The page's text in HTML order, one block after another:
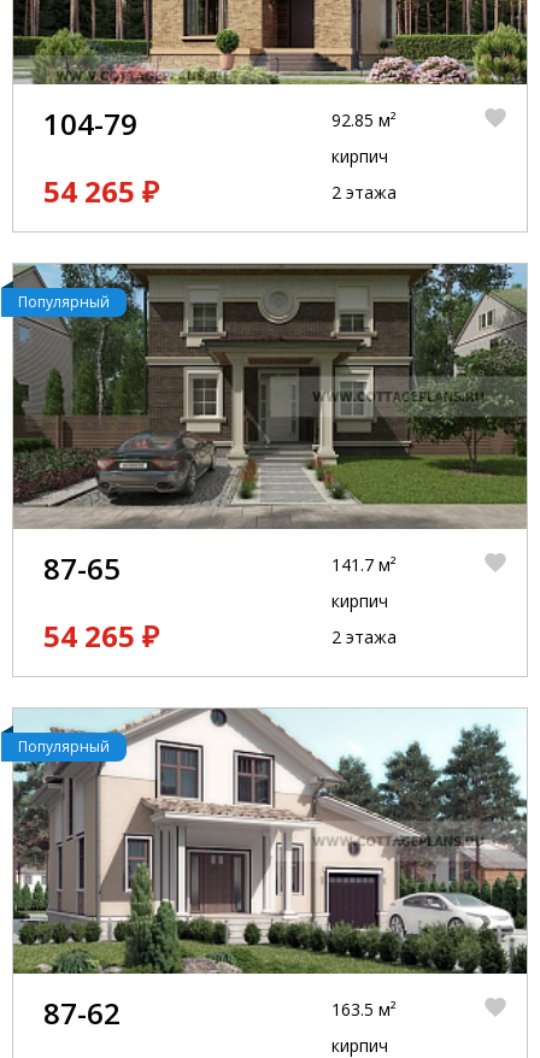
104-79
54 265 ₽
92.85 м²
кирпич
2 этажа
Популярный
87-65
54 265 ₽
141.7 м²
кирпич
2 этажа
Популярный
87-62
163.5 м²
кирпич